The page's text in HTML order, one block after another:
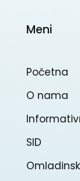
Meni
Početna
O nama
SID